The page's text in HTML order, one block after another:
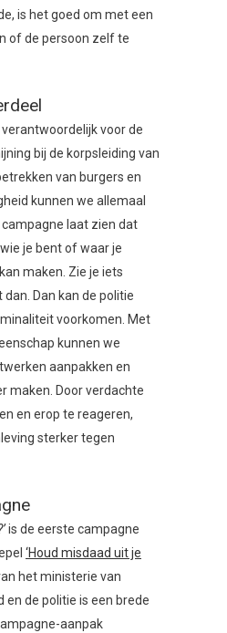
is het goed om met een
of de persoon zelf te
voor de
bij de korpsleiding van
van burgers en
kunnen we allemaal
laat zien dat
je bent of waar je
maken. Zie je iets
Dan kan de politie
voorkomen. Met
kunnen we
aanpakken en
maken. Door verdachte
en erop te reageren,
sterker tegen
is de eerste campagne
‘Houd misdaad uit je
het ministerie van
en de politie is een brede
aanpak